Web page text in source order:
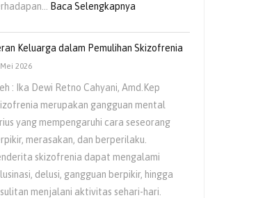
Baca Selengkapnya
Sering
Diabaikan
Keluarga dalam Pemulihan Skizofrenia
2026
: Ika Dewi Retno Cahyani, Amd.Kep
merupakan gangguan mental
yang mempengaruhi cara seseorang
merasakan, dan berperilaku.
skizofrenia dapat mengalami
delusi, gangguan berpikir, hingga
menjalani aktivitas sehari-hari.